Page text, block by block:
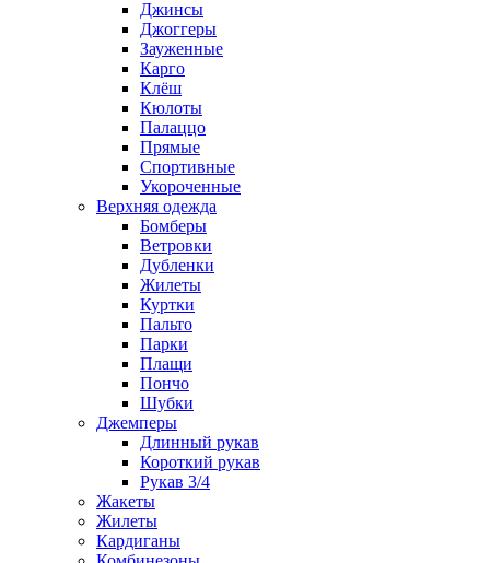
Джинсы
Джоггеры
Зауженные
Карго
Клёш
Кюлоты
Палаццо
Прямые
Спортивные
Укороченные
Верхняя одежда
Бомберы
Ветровки
Дубленки
Жилеты
Куртки
Пальто
Парки
Плащи
Пончо
Шубки
Джемперы
Длинный рукав
Короткий рукав
Рукав 3/4
Жакеты
Жилеты
Кардиганы